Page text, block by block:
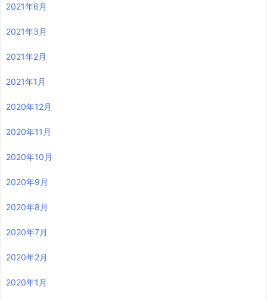
2021年6月
2021年3月
2021年2月
2021年1月
2020年12月
2020年11月
2020年10月
2020年9月
2020年8月
2020年7月
2020年2月
2020年1月